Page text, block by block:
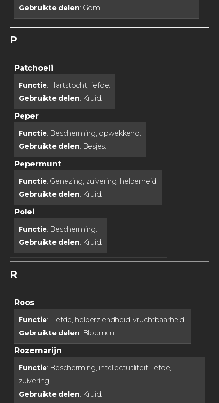
Gebruikte delen: Gom.
P
Patchoeli
Functie: Hartstocht, liefde.
Gebruikte delen: Kruid.
Peper
Functie: Bescherming, opwekkend.
Gebruikte delen: Besjes.
Pepermunt
Functie: Genezing, zuivering, helderheid.
Gebruikte delen: Kruid.
Polei
Functie: Bescherming.
Gebruikte delen: Kruid.
R
Roos
Functie: Liefde, helderziendheid, vruchtbaarheid.
Gebruikte delen: Bloemen.
Rozemarijn
Functie: Bescherming, intellectualiteit, liefde,
zuivering.
Gebruikte delen: Kruid.